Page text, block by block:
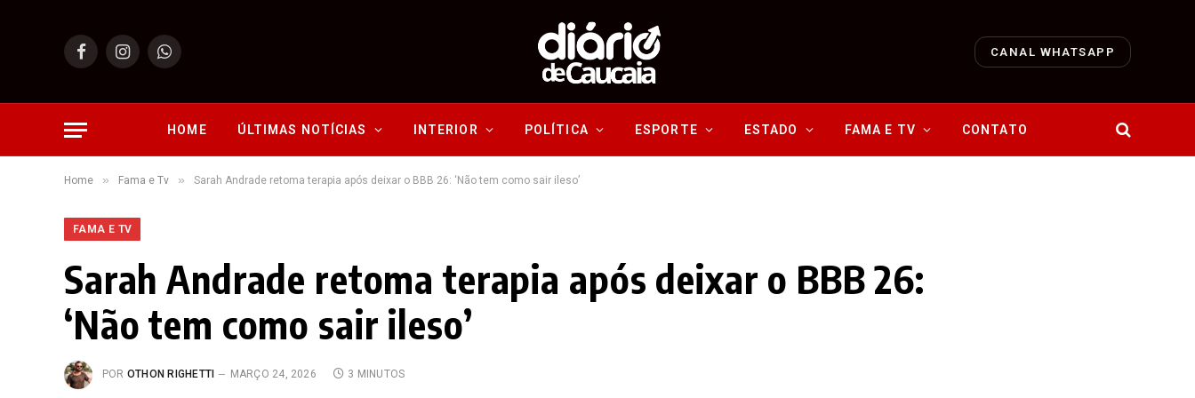
FacebookInstagramWhatsApp CANAL WHATSAPP
HOME ÚLTIMAS NOTÍCIAS INTERIOR POLÍTICA ESPORTE ESTADO FAMA E TV CONTATO
Home » Fama e Tv » Sarah Andrade retoma terapia após deixar o BBB 26: ‘Não tem como sair ileso’
FAMA E TV
Sarah Andrade retoma terapia após deixar o BBB 26:
‘Não tem como sair ileso’
POR OTHON RIGHETTI MARÇO 24, 2026 3 MINUTOS